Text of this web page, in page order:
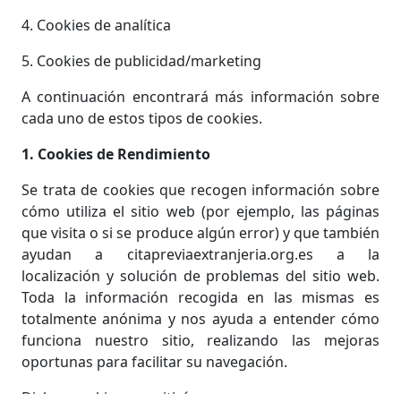
4. Cookies de analítica
5. Cookies de publicidad/marketing
A continuación encontrará más información sobre
cada uno de estos tipos de cookies.
1. Cookies de Rendimiento
Se trata de cookies que recogen información sobre
cómo utiliza el sitio web (por ejemplo, las páginas
que visita o si se produce algún error) y que también
ayudan a citapreviaextranjeria.org.es a la
localización y solución de problemas del sitio web.
Toda la información recogida en las mismas es
totalmente anónima y nos ayuda a entender cómo
funciona nuestro sitio, realizando las mejoras
oportunas para facilitar su navegación.